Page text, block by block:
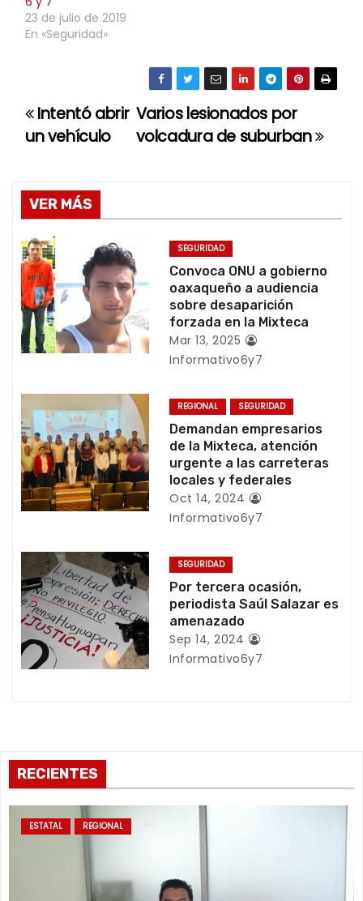
23 de julio de 2019
En «Seguridad»
N
v
e
g
a
c
i
ó
n
d
e
n
t
r
a
s
Varios lesionados por
volcadura de suburban
Intentó abrir
un vehículo
VER MÁS
SEGURIDAD
Convoca ONU a gobierno
oaxaqueño a audiencia
sobre desaparición
forzada en la Mixteca
Mar 13, 2025
Informativo6y7
REGIONAL SEGURIDAD
Demandan empresarios
de la Mixteca, atención
urgente a las carreteras
locales y federales
Oct 14, 2024
Informativo6y7
SEGURIDAD
Por tercera ocasión,
periodista Saúl Salazar es
amenazado
Sep 14, 2024
Informativo6y7
RECIENTES
ESTATAL REGIONAL